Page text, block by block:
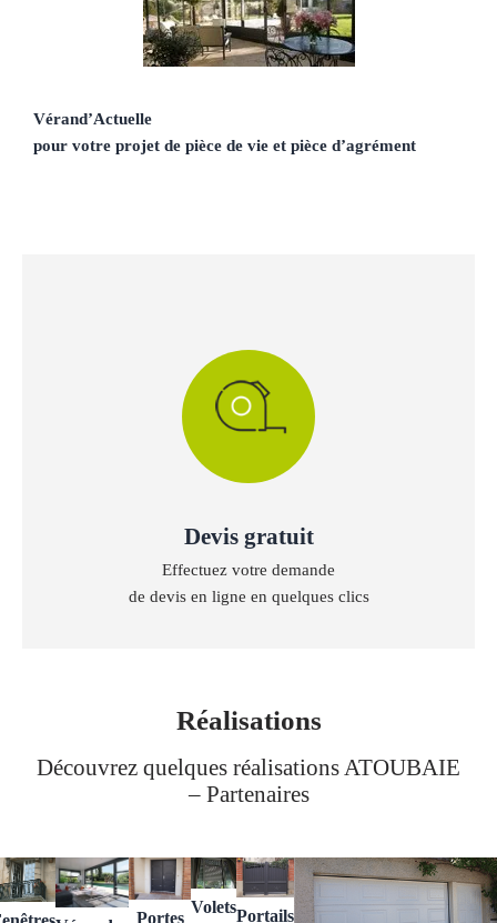
Vérand’Actuelle
pour votre projet de pièce de vie et pièce d’agrément
Devis gratuit
Effectuez votre demande
de devis en ligne en quelques clics
Réalisations
Découvrez quelques réalisations ATOUBAIE
– Partenaires
Portes
VoletsPortails